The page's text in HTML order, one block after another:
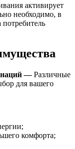
активирует
необходимо, в
потребитель
—Различные
для вашего
комфорта;